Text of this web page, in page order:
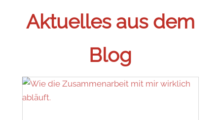
Aktuelles aus dem
Blog